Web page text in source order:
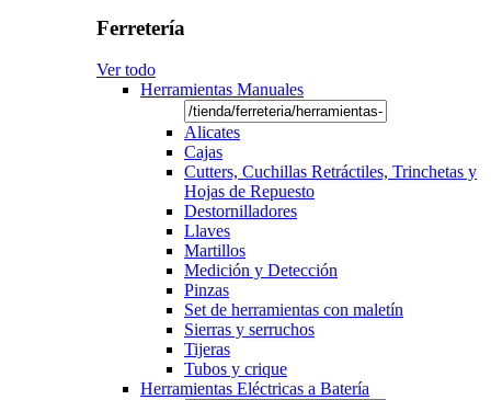
Ferretería
Ver todo
Herramientas Manuales
Alicates
Cajas
Cutters, Cuchillas Retráctiles, Trinchetas y
Hojas de Repuesto
Destornilladores
Llaves
Martillos
Medición y Detección
Pinzas
Set de herramientas con maletín
Sierras y serruchos
Tijeras
Tubos y crique
Herramientas Eléctricas a Batería